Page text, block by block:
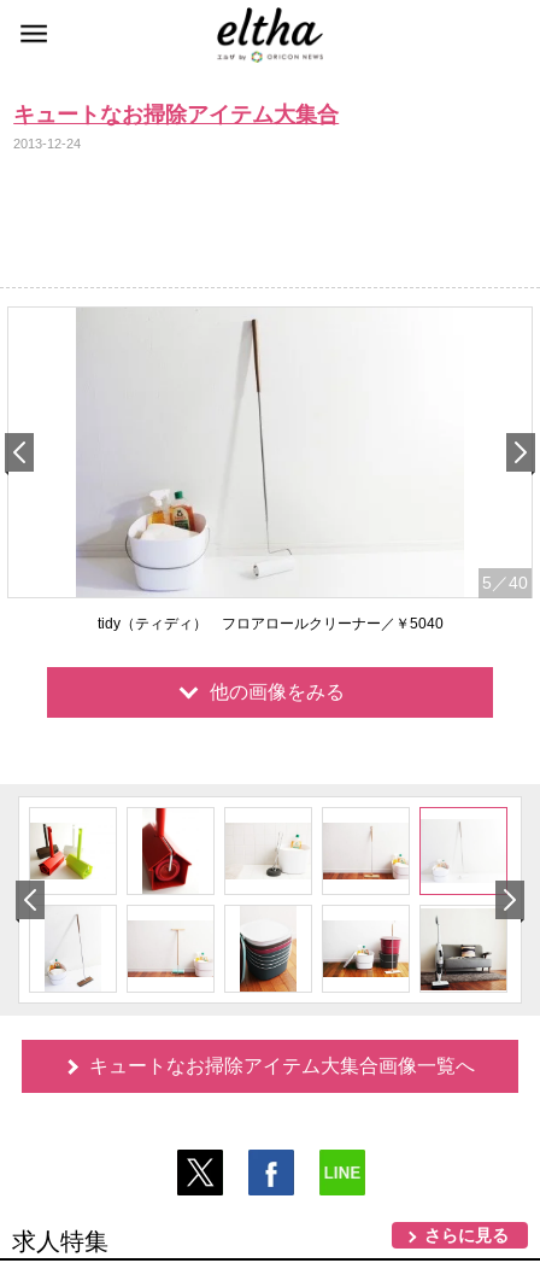
キュートなお掃除アイテム大集合
2013-12-24
5 ／40
tidy（ティディ） フロアロールクリーナー／￥5040
他の画像をみる
キュートなお掃除アイテム大集合画像一覧へ
求人特集 さらに見る